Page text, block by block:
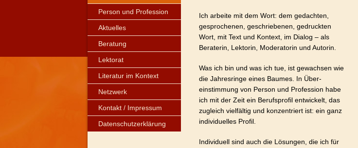
Person und Profession
Aktuelles
Beratung
Lektorat
Literatur im Kontext
Netzwerk
Kontakt / Impressum
Datenschutzerklärung
Ich arbeite mit dem Wort: dem gedachten,
gesprochenen, geschriebenen, gedruckten
Wort, mit Text und Kontext, im Dialog – als
Beraterin, Lektorin, Moderatorin und Autorin.
Was ich bin und was ich tue, ist gewachsen wie
die Jahresringe eines Baumes. In Über­
einstimmung von Person und Profession habe
ich mit der Zeit ein Berufsprofil entwickelt, das
zugleich vielfältig und konzentriert ist: ein ganz
individuelles Profil.
Individuell sind auch die Lösungen, die ich für